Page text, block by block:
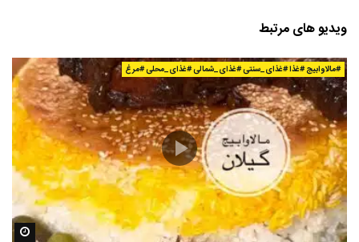
ویدیو های مرتبط
#مالاوابیج #غذا #غذای_سنتی #غذای_شمالی #غذای_محلی #مرغ